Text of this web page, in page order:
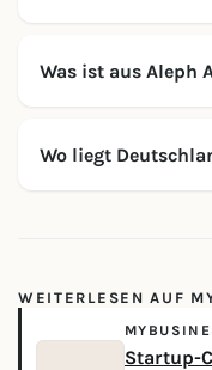
Was ist aus Aleph
Wo liegt
WEITERLESEN AUF
Startup-